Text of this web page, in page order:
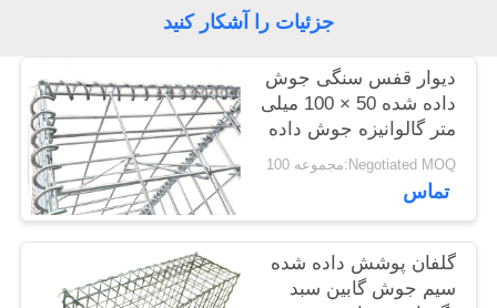
نقشه
سایت
حریم
خصوصی
جزئیات را آشکار کنید
دیوار قفس سنگی جوش
داده شده 50 × 100 میلی
متر گالوانیزه جوش داده
شده
Negotiated MOQ:مجموعه 100
تماس
گلفان پوشش داده شده
سیم جوش گابین سبد